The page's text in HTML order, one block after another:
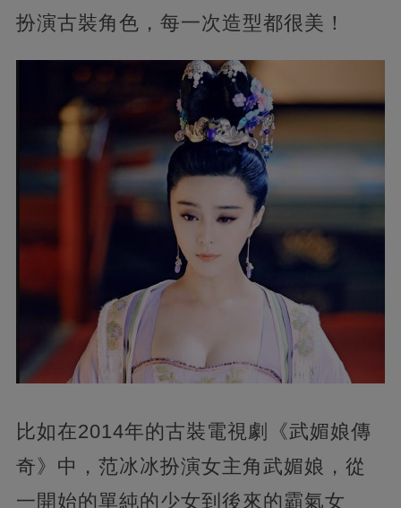
扮演古裝角色，每一次造型都很美！
比如在2014年的古裝電視劇《武媚娘傳
奇》中，范冰冰扮演女主角武媚娘，從
一開始的單純的少女到後來的霸氣女